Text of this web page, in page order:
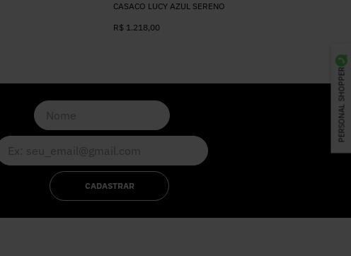
PERSONAL SHOPPER
CASACO LUCY AZUL SERENO
R$ 1.218,00
CADASTRAR